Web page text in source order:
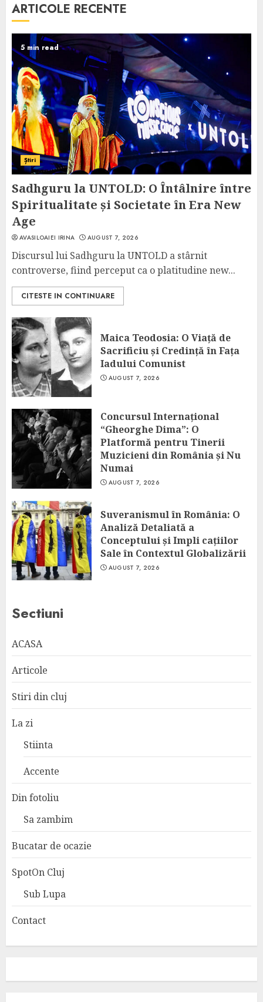
ARTICOLE RECENTE
5 min read
Știri
Sadhguru la UNTOLD: O Întâlnire între
Spiritualitate și Societate în Era New
Age
AVASILOAIEI IRINA AUGUST 7, 2026
Discursul lui Sadhguru la UNTOLD a stârnit
controverse, fiind perceput ca o platitudine new...
CITESTE IN CONTINUARE
Maica Teodosia: O Viață de
Sacrificiu și Credință în Fața
Iadului Comunist
AUGUST 7, 2026
Concursul Internațional
“Gheorghe Dima”: O
Platformă pentru Tinerii
Muzicieni din România și Nu
Numai
AUGUST 7, 2026
Suveranismul în România: O
Analiză Detaliată a
Conceptului și Impli cațiilor
Sale în Contextul Globalizării
AUGUST 7, 2026
Sectiuni
ACASA
Articole
Stiri din cluj
La zi
Stiinta
Accente
Din fotoliu
Sa zambim
Bucatar de ocazie
SpotOn Cluj
Sub Lupa
Contact